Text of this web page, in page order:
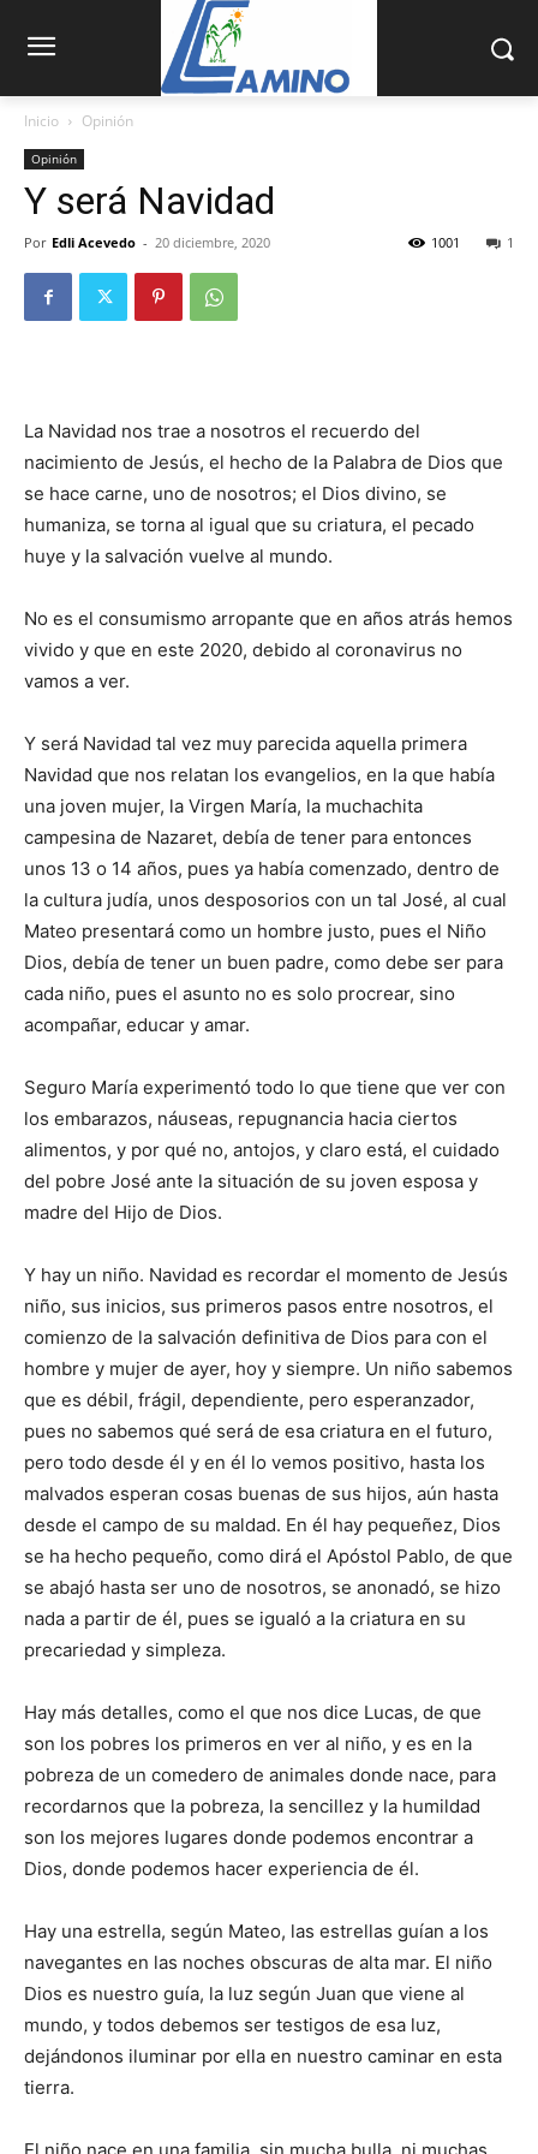
Inicio Opinión
Opinión
Y será Navidad
Por Edli Acevedo - 20 diciembre, 2020 1
1001
La Navidad nos trae a nosotros el recuerdo del
nacimiento de Jesús, el he­cho de la Palabra de Dios que
se hace carne, uno de nosotros; el Dios divino, se
humaniza, se torna al igual que su criatura, el pecado
huye y la salvación vuelve al mundo.
No es el consumismo arropante que en años atrás hemos
vivido y que en este 2020, debido al coronavirus no
vamos a ver.
Y será Navidad tal vez muy parecida aquella pri­mera
Navidad que nos relatan los evangelios, en la que había
una joven mujer, la Virgen María, la muchachita
campesina de Nazaret, debía de tener para entonces
unos 13 o 14 años, pues ya había comenzado, dentro de
la cultura judía, unos des­posorios con un tal José, al cual
Mateo presentará como un hombre justo, pues el Niño
Dios, debía de tener un buen padre, como debe ser para
cada niño, pues el asunto no es solo procrear, sino
acompañar, educar y amar.
Seguro María experimentó todo lo que tiene que ver con
los embarazos, náu­seas, repugnancia hacia ciertos
alimentos, y por qué no, antojos, y claro está, el cuidado
del pobre José ante la situación de su joven esposa y
madre del Hijo de Dios.
Y hay un niño. Navidad es recordar el momento de Jesús
niño, sus inicios, sus primeros pasos entre noso­tros, el
comienzo de la salvación definitiva de Dios para con el
hombre y mujer de ayer, hoy y siempre. Un niño sabemos
que es débil, frágil, dependiente, pero esperanzador,
pues no sabemos qué será de esa criatura en el futuro,
pero todo des­de él y en él lo vemos positivo, hasta los
malvados esperan cosas buenas de sus hijos, aún hasta
desde el campo de su maldad. En él hay pequeñez, Dios
se ha hecho pequeño, como dirá el Apóstol Pablo, de que
se abajó hasta ser uno de noso­tros, se anonadó, se hizo
nada a partir de él, pues se igualó a la criatura en su
precariedad y simpleza.
Hay más detalles, como el que nos dice Lucas, de que
son los pobres los pri­meros en ver al niño, y es en la
pobreza de un come­dero de animales donde nace, para
recordarnos que la pobreza, la sencillez y la humildad
son los mejores lugares donde podemos en­contrar a
Dios, donde pode­mos hacer experiencia de él.
Hay una estrella, según Mateo, las estrellas guían a los
navegantes en las no­ches obscuras de alta mar. El niño
Dios es nuestro guía, la luz según Juan que viene al
mundo, y todos de­bemos ser testigos de esa luz,
dejándonos iluminar por ella en nuestro caminar en esta
tierra.